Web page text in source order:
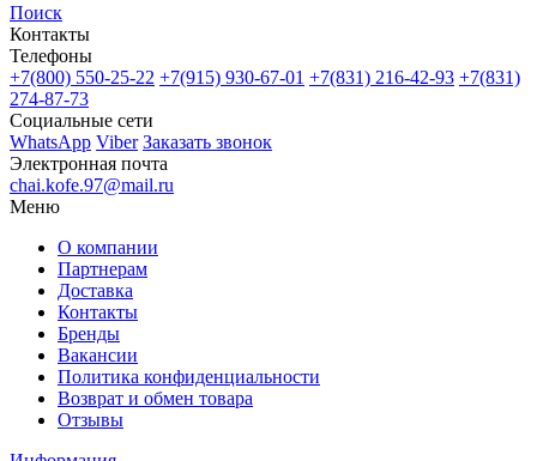
Поиск
Контакты
Телефоны
+7(800) 550-25-22 +7(915) 930-67-01 +7(831) 216-42-93 +7(831)
274-87-73
Социальные сети
WhatsApp Viber Заказать звонок
Электронная почта
chai.kofe.97@mail.ru
Меню
О компании
Партнерам
Доставка
Контакты
Бренды
Вакансии
Политика конфиденциальности
Возврат и обмен товара
Отзывы